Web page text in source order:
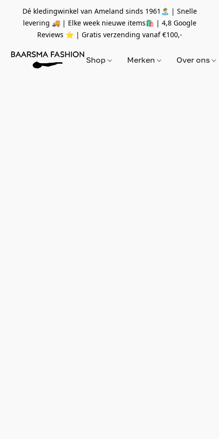
Dé kledingwinkel van Ameland sinds 1961🏝 | Snelle
levering 🚚 | Elke week nieuwe items🛍 | 4,8 Google
Reviews ⭐️ | Gratis verzending vanaf€100,-
Shop Merken Over ons